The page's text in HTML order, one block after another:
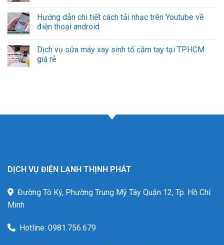
Hướng dẫn chi tiết cách tải nhạc trên Youtube về
điện thoại android
Dịch vụ sửa máy xay sinh tố cầm tay tại TPHCM
giá rẻ
DỊCH VỤ ĐIỆN LẠNH THỊNH PHÁT
Đường Tô Ký, Phường Trung Mỹ Tây Quận 12, Tp. Hồ Chí
Minh
Hotline: 0981.756.679